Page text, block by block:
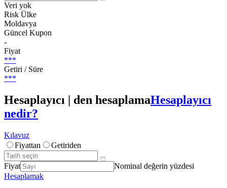
Veri yok
Risk Ülke
Moldavya
Güncel Kupon
-
Fiyat
***
Getiri / Süre
***
Hesaplayıcı | den hesaplamaHesaplayıcı
nedir?
Kılavuz
Fiyattan
Getiriden
Fiyat
Nominal değerin yüzdesi
Hesaplamak